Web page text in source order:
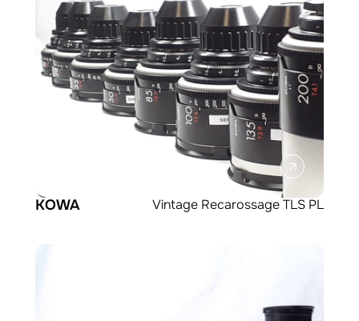
KOWA Vintage Recarossage TLS PL